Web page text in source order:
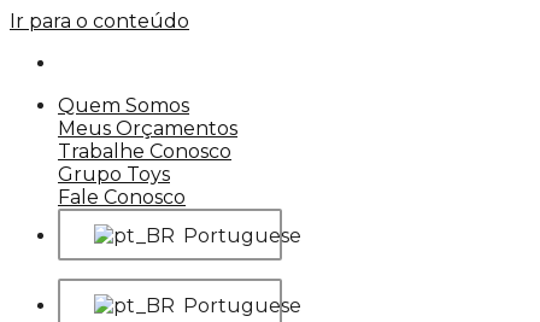
Ir para o conteúdo
Quem Somos
Meus Orçamentos
Trabalhe Conosco
Grupo Toys
Fale Conosco
Portuguese
Portuguese